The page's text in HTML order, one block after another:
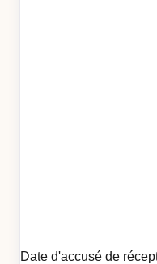
Date d'accusé de